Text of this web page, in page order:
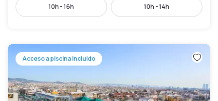
10h - 16h 10h - 14h
Acceso a piscina incluido